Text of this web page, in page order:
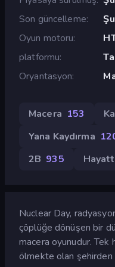
Son güncelleme
Oyun motoru
platformu
Oryantasyon
Macera 153
Yana Kaydırma
2B 935
Nuclear Day,
çöplüğe dönüşen bir
macera oyunudur. Tek
ölmekte olan şehirden